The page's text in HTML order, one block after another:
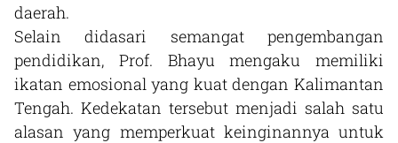
daerah.
Selain didasari semangat pengembangan
pendidikan, Prof. Bhayu mengaku memiliki
ikatan emosional yang kuat dengan Kalimantan
Tengah. Kedekatan tersebut menjadi salah satu
alasan yang memperkuat keinginannya untuk